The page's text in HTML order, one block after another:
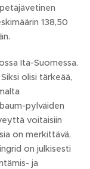
138,50
Itä-Suomessa.
olisi tärkeää,
pylväiden
voitaisiin
on merkittävä,
on julkisesti
ja